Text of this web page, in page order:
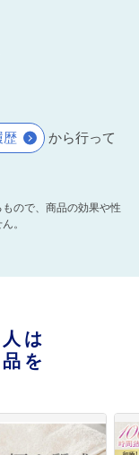
歴
から行って
ので、商品の効果や性
。
は
を